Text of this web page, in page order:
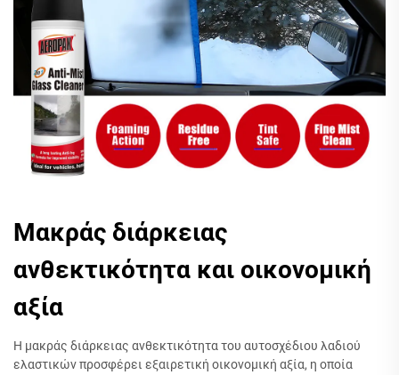
Μακράς διάρκειας
ανθεκτικότητα και οικονομική
αξία
Η μακράς διάρκειας ανθεκτικότητα του αυτοσχέδιου λαδιού
ελαστικών προσφέρει εξαιρετική οικονομική αξία, η οποία